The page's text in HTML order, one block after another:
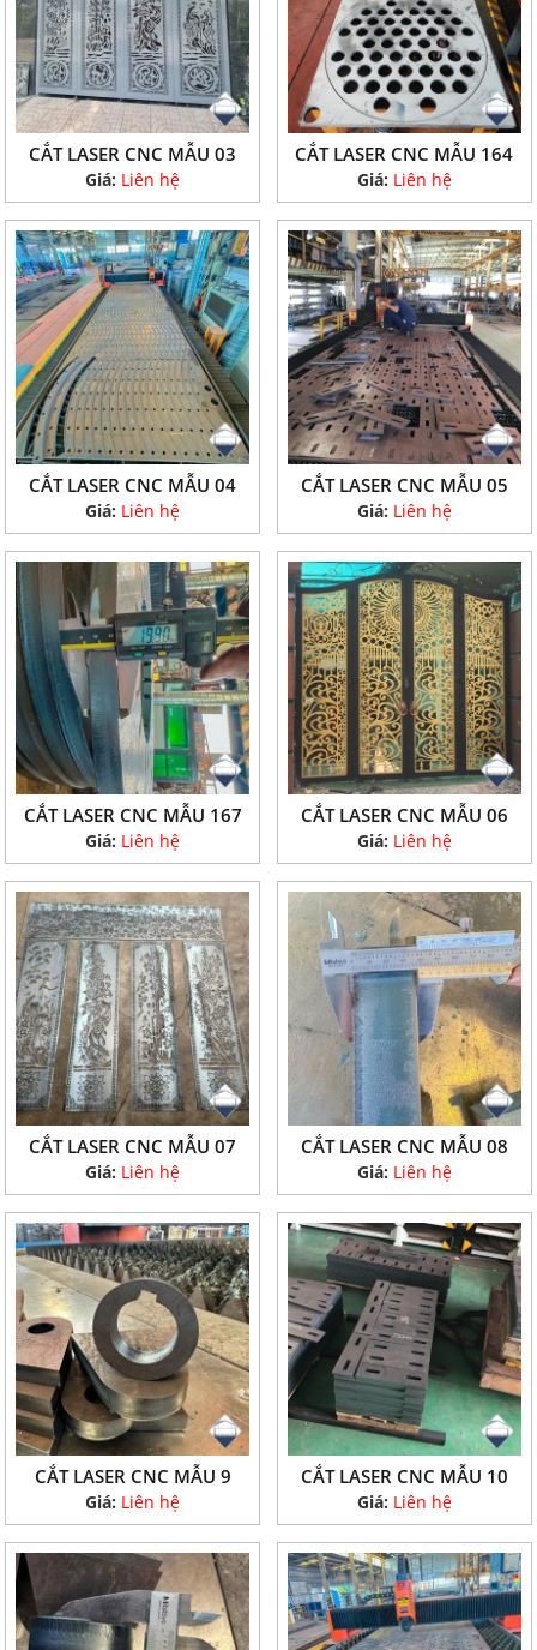
CẮT LASER CNC MẪU 03
Giá: Liên hệ
CẮT LASER CNC MẪU 164
Giá: Liên hệ
CẮT LASER CNC MẪU 04
Giá: Liên hệ
CẮT LASER CNC MẪU 05
Giá: Liên hệ
CẮT LASER CNC MẪU 167
Giá: Liên hệ
CẮT LASER CNC MẪU 06
Giá: Liên hệ
CẮT LASER CNC MẪU 07
Giá: Liên hệ
CẮT LASER CNC MẪU 08
Giá: Liên hệ
CẮT LASER CNC MẪU 9
Giá: Liên hệ
CẮT LASER CNC MẪU 10
Giá: Liên hệ